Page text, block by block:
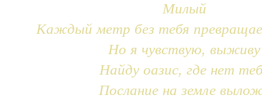
Милый
Каждый метр без тебя
Но я чувствую, выживу
Найду оазис, где нет
Послание на земле